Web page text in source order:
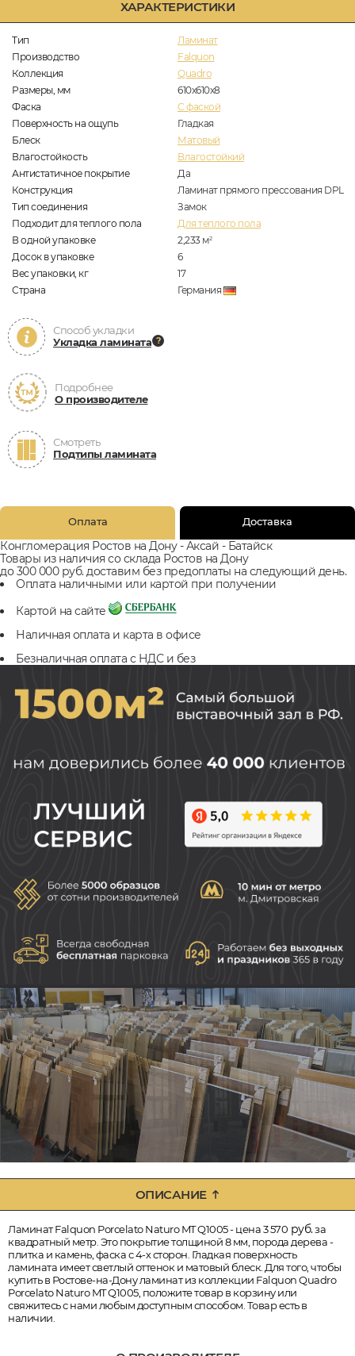
ХАРАКТЕРИСТИКИ
Тип
Ламинат
Производство
Falquon
Коллекция
Quadro
Размеры, мм
610x610x8
Фаска
C фаской
Поверхность на ощупь
Гладкая
Блеск
Матовый
Влагостойкость
Влагостойкий
Антистатичное покрытие
Да
Конструкция
Ламинат прямого прессования DPL
Тип соединения
Замок
Подходит для теплого пола
Для теплого пола
В одной упаковке
2,233 м2
Досок в упаковке
6
Вес упаковки, кг
17
Страна
Германия
Способ укладки
Укладка ламината
Подробнее
О производителе
Смотреть
Подтипы ламината
Оплата Доставка
Конгломерация Ростов на Дону - Аксай - Батайск
Товары из наличия со склада Ростов на Дону
до 300 000 руб. доставим без предоплаты на следующий день.
Оплата наличными или картой при получении
Картой на сайте
Наличная оплата и карта в офисе
Безналичная оплата с НДС и без
ОПИСАНИЕ
Ламинат Falquon Porcelato Naturo MT Q1005 - цена 3 570 руб.за
квадратный метр. Это покрытие толщиной 8 мм, порода дерева -
плитка и камень, фаска с 4-х сторон. Гладкая поверхность
ламината имеет светлый оттенок и матовый блеск. Для того, чтобы
купить в Ростове-на-Дону ламинат из коллекции Falquon Quadro
Porcelato Naturo MT Q1005, положите товар в корзину или
свяжитесь с нами любым доступным способом. Товар есть в
наличии.